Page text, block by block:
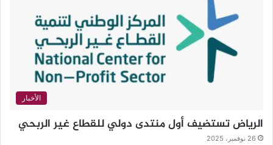
الأخبار
الرياض تستضيف أول منتدى دولي للقطاع غير الربحي
26 نوفمبر، 2025